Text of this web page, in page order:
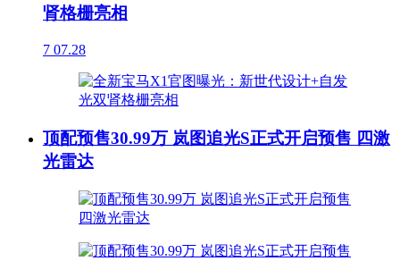
肾格栅亮相
7 07.28
顶配预售30.99万 岚图追光S正式开启预售 四激
光雷达